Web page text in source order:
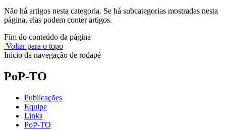
Não há artigos nesta categoria. Se há subcategorias mostradas nesta
página, elas podem conter artigos.
Fim do conteúdo da página
Voltar para o topo
Início da navegação de rodapé
PoP-TO
Publicações
Equipe
Links
PoP-TO